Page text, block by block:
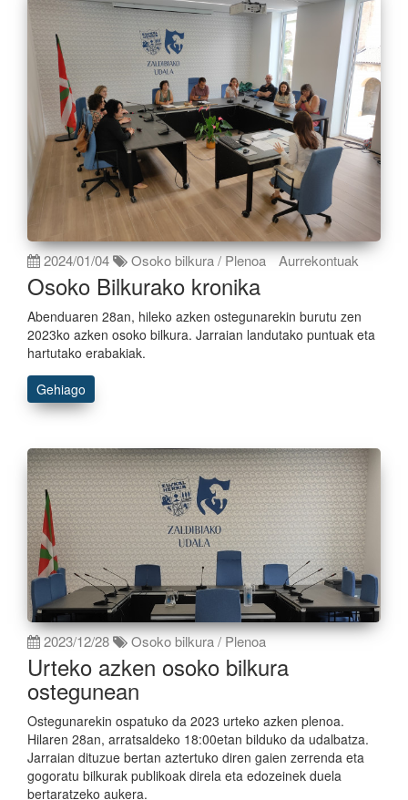
2024/01/04 Osoko bilkura / Plenoa Aurrekontuak
Osoko Bilkurako kronika
Abenduaren 28an, hileko azken ostegunarekin burutu zen
2023ko azken osoko bilkura. Jarraian landutako puntuak eta
hartutako erabakiak.
Gehiago
2023/12/28 Osoko bilkura / Plenoa
Urteko azken osoko bilkura
ostegunean
Ostegunarekin ospatuko da 2023 urteko azken plenoa.
Hilaren 28an, arratsaldeko 18:00etan bilduko da udalbatza.
Jarraian dituzue bertan aztertuko diren gaien zerrenda eta
gogoratu bilkurak publikoak direla eta edozeinek duela
bertaratzeko aukera.